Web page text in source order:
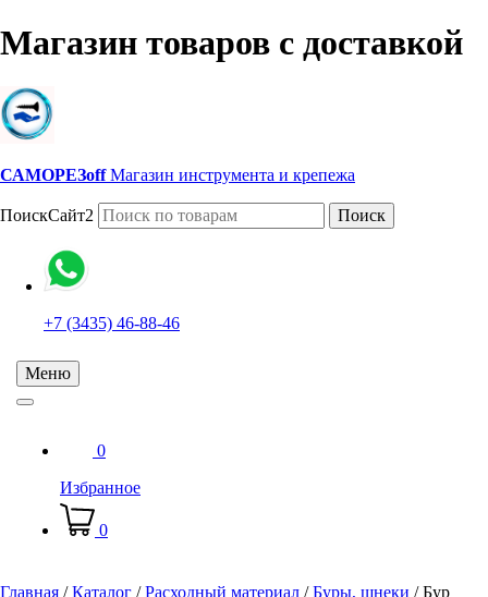
Магазин товаров с доставкой
САМОРЕЗoff Магазин инструмента и крепежа
ПоискСайт2 Поиск
+7 (3435) 46-88-46
Меню
0
Избранное
0
Главная /Каталог /Расходный материал /Буры, шнеки /Бур